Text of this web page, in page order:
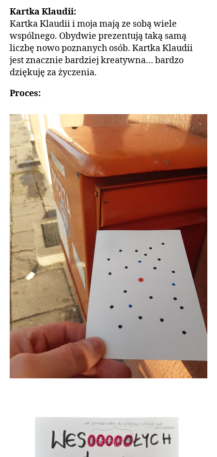
Kartka Klaudii:
Kartka Klaudii i moja mają ze sobą wiele
wspólnego. Obydwie prezentują taką samą
liczbę nowo poznanych osób. Kartka Klaudii
jest znacznie bardziej kreatywna… bardzo
dziękuję za życzenia.
Proces: